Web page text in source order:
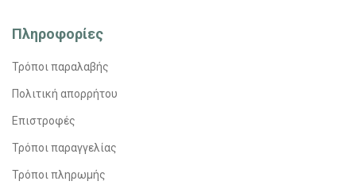
Πληροφορίες
Τρόποι παραλαβής
Πολιτική απορρήτου
Επιστροφές
Τρόποι παραγγελίας
Τρόποι πληρωμής